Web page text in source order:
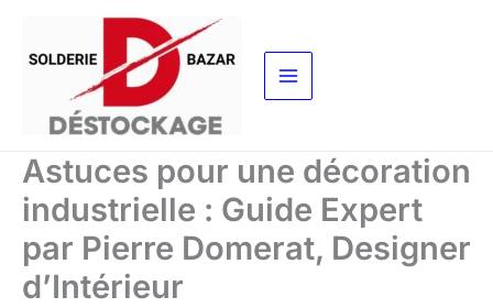
contenu
Astuces pour une décoration
industrielle : Guide Expert
par Pierre Domerat, Designer
d’Intérieur